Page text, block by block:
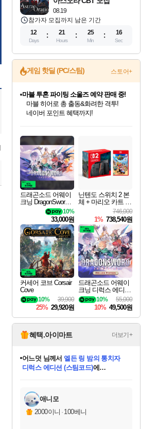
08.19
참가자 모집까지 남은 기간
12
Days
21
Hours
25
Min
14
Sec
게임 핫딜 (PC/스팀) 스토어+
네이버혜택과 함께 만나보세요!
50%할인&추가 적립까지!
이니&베니 혜택까지!
네이버 혜택가와 함께 예약하세요!
할인&네이버혜택으로 만나보세요!
네이버페이 혜택과 만나보세요!
40주년 프로모션으로 만나보세요!
마블 투혼 파이팅 소울즈 예약 판매 중!
마블 히어로 총 출동&화려한 격투!
네이버 포인트 혜택까지!
할인가에 만나보세요!
일부 에디션 상시 할인!
혜택으로 예약 판매 중
편안하게 충전하세요
드래곤소드 어웨이
크닝 DragonSword A
10%
33,000원
닌텐도 스위치 2 본
체 + 마리오 카트 월
746,000
1% 738,540원
커세어 코브 Corsair
Cove
39,900
10%
25% 29,920원
드래곤소드 어웨이
크닝 디럭스 에디션
DragonSword Awake
ning Deluxe Edition
55,000
10%
10% 49,500원
혜택.아이마트 더보기+
당첨되셨습니다.
당첨되셨습니다.
어느덧 님께서엘든 링 밤의 통치자
디럭스 에디션 (스팀코드)에
당첨되셨습니다.
에디션 (스팀코드)
당첨되셨습니다.
당첨되셨습니다.
당첨되셨습니다.
당첨되셨습니다.
애니모
2000이니 · 100베니